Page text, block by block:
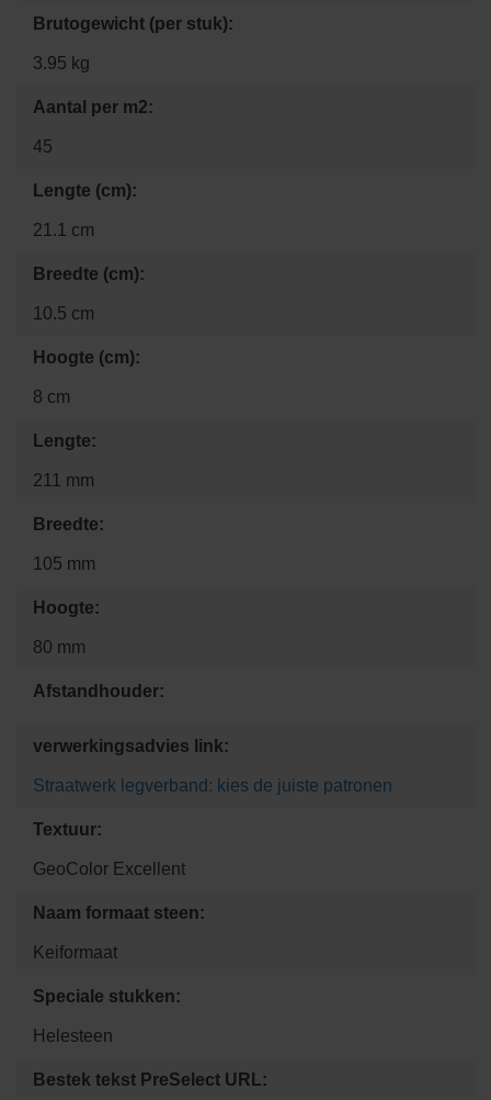
Brutogewicht (per stuk):
3.95 kg
Aantal per m2:
45
Lengte (cm):
21.1 cm
Breedte (cm):
10.5 cm
Hoogte (cm):
8 cm
Lengte:
211 mm
Breedte:
105 mm
Hoogte:
80 mm
Afstandhouder:
verwerkingsadvies link:
Straatwerk legverband: kies de juiste patronen
Textuur:
GeoColor Excellent
Naam formaat steen:
Keiformaat
Speciale stukken:
Helesteen
Bestek tekst PreSelect URL: